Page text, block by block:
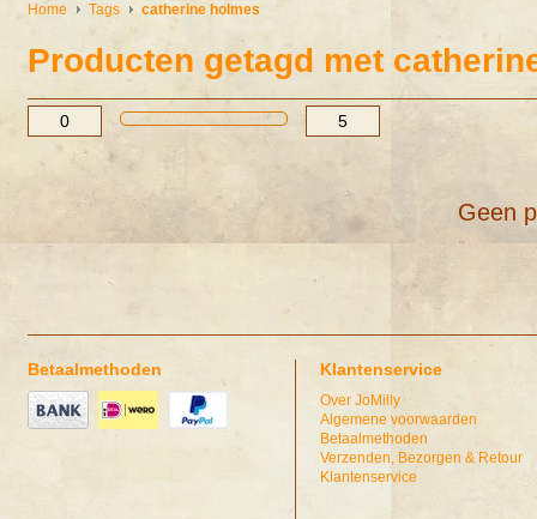
Home Tags catherine holmes
Producten getagd met
Geen
Betaalmethoden Klantenservice
Over JoMilly
Algemene voorwaarden
Betaalmethoden
Verzenden, Bezorgen & Retour
Klantenservice